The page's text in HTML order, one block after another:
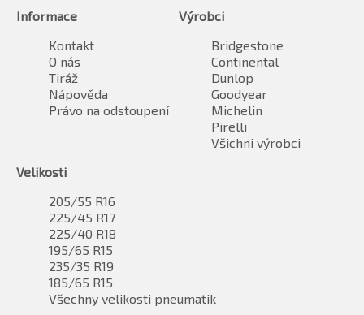
Informace
Kontakt
O nás
Tiráž
Nápověda
Právo na odstoupení
Výrobci
Bridgestone
Continental
Dunlop
Goodyear
Michelin
Pirelli
Všichni výrobci
Velikosti
205/55 R16
225/45 R17
225/40 R18
195/65 R15
235/35 R19
185/65 R15
Všechny velikosti pneumatik